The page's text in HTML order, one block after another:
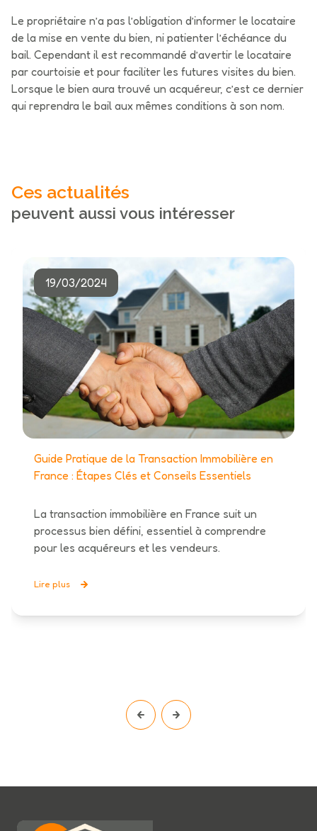
Le propriétaire n’a pas l’obligation d’informer le locataire
de la mise en vente du bien, ni patienter l’échéance du
bail. Cependant il est recommandé d’avertir le locataire
par courtoisie et pour faciliter les futures visites du bien.
Lorsque le bien aura trouvé un acquéreur, c’est ce dernier
qui reprendra le bail aux mêmes conditions à son nom.
Ces actualités
peuvent aussi vous intéresser
19/03/2024
Guide Pratique de la Transaction Immobilière en
France : Étapes Clés et Conseils Essentiels
La transaction immobilière en France suit un
processus bien défini, essentiel à comprendre
pour les acquéreurs et les vendeurs.
Lire plus